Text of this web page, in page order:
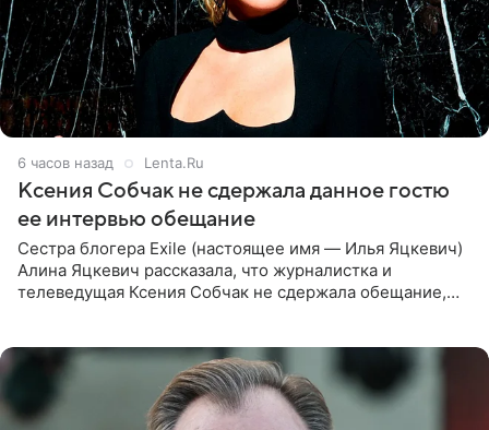
6 часов назад Lenta.Ru
Ксения Собчак не сдержала данное гостю
ее интервью обещание
Сестра блогера Exile (настоящее имя — Илья Яцкевич)
Алина Яцкевич рассказала, что журналистка и
телеведущая Ксения Собчак не сдержала обещание,